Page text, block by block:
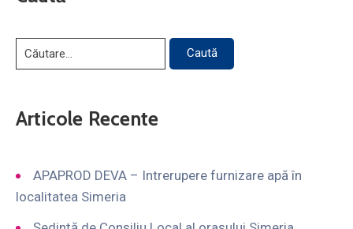
Articole Recente
APAPROD DEVA – Intrerupere furnizare apă în
localitatea Simeria